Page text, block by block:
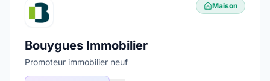
Maison
Bouygues Immobilier
Promoteur immobilier neuf